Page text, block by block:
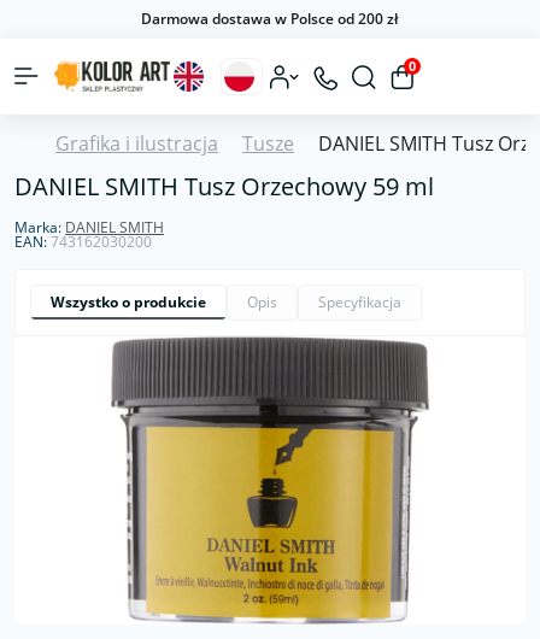
Darmowa dostawa w Polsce od 200 zł
0
Grafika i ilustracja Tusze DANIEL SMITH Tusz
DANIEL SMITH Tusz Orzechowy 59 ml
Marka: DANIEL SMITH
EAN:743162030200
Wszystko o produkcie Opis Specyfikacja